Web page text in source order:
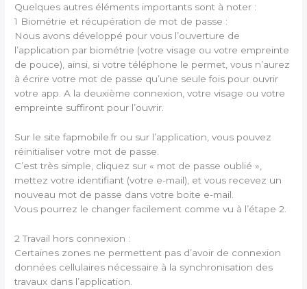
Quelques autres éléments importants sont à noter :
1 Biométrie et récupération de mot de passe :
Nous avons développé pour vous l’ouverture de
l’application par biométrie (votre visage ou votre empreinte
de pouce), ainsi, si votre téléphone le permet, vous n’aurez
à écrire votre mot de passe qu’une seule fois pour ouvrir
votre app. A la deuxième connexion, votre visage ou votre
empreinte suffiront pour l’ouvrir.
Sur le site fapmobile.fr ou sur l’application, vous pouvez
réinitialiser votre mot de passe.
C’est très simple, cliquez sur « mot de passe oublié »,
mettez votre identifiant (votre e-mail), et vous recevez un
nouveau mot de passe dans votre boite e-mail.
Vous pourrez le changer facilement comme vu à l’étape 2.
2 Travail hors connexion :
Certaines zones ne permettent pas d’avoir de connexion
données cellulaires nécessaire à la synchronisation des
travaux dans l’application.